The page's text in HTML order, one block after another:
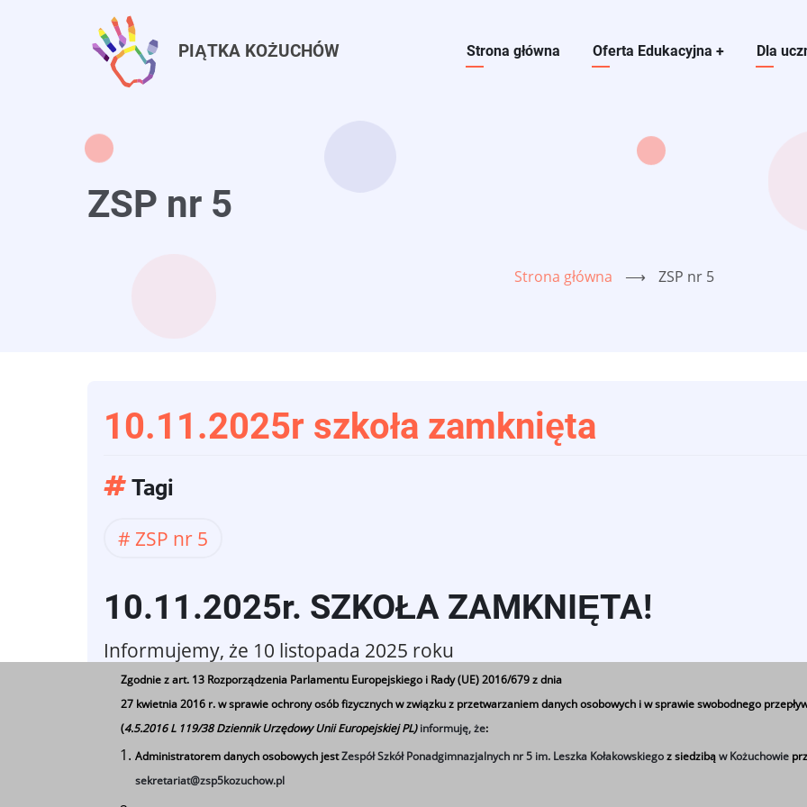
PIĄTKA KOŻUCHÓW Main navigation
Strona główna Oferta Edukacyjna + Dla
ZSP nr 5
Strona główna ⟶ ZSP nr 5
10.11.2025r szkoła zamknięta
Tagi
ZSP nr 5
10.11.2025r. SZKOŁA ZAMKNIĘTA!
Informujemy, że 10 listopada 2025 roku
Zgodnie z art. 13 Rozporządzenia Parlamentu Europejskiego i Rady (UE) 2016/679 z dnia
27 kwietnia 2016 r. w sprawie ochrony osób fizycznych w związku z przetwarzaniem danych osobowych i w sprawie swobodnego
(4.5.2016 L 119/38 Dziennik Urzędowy Unii Europejskiej PL)informuję, że:
Administratorem danych osobowych jestZespół Szkół Ponadgimnazjalnych nr 5 im. Leszka Kołakowskiegoz siedzibąw Kożuchowie
sekretariat@zsp5kozuchow.pl